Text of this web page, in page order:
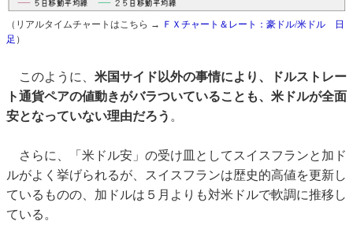
（リアルタイムチャートはこちら → ＦＸチャート＆レート：豪ドル/米ドル 日
足 ）
このように、 米国サイド 以外の事情により、ドルストレー
ト通貨ペアの値動きがバラついていることも、米ドルが全面
安となっていない理由だろう 。
さらに、「米ドル安」の受け皿としてスイスフランと加ド
ルがよく挙げられるが、スイスフランは歴史的高値を更新し
ているものの、加ドルは５月よりも対米ドルで軟調に推移し
ている。